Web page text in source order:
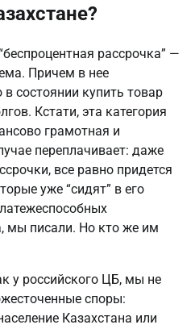
рассрочка” —
Причем в нее
состоянии купить товар
Кстати, эта категория
грамотная и
переплачивает: даже
все равно придется
уже “сидят” в его
мы писали. Но кто же им
у российского ЦБ, мы не
споры:
Казахстана или